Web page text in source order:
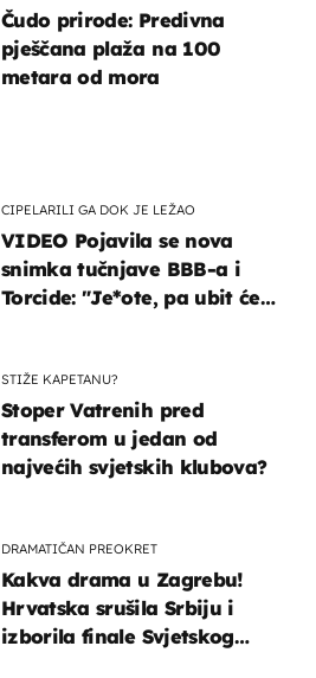
CIPELARILI GA DOK JE LEŽAO
VIDEO Pojavila se nova
snimka tučnjave BBB-a i
Torcide: "Je*ote, pa ubit će
STIŽE KAPETANU?
Stoper Vatrenih pred
transferom u jedan od
najvećih svjetskih klubova?
DRAMATIČAN PREOKRET
Kakva drama u Zagrebu!
Hrvatska srušila Srbiju i
izborila finale Svjetskog
Čudo prirode: Predivna
pješčana plaža na 100
metara od mora